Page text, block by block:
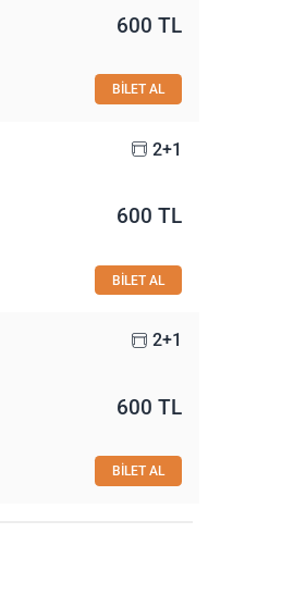
600 TL
BİLET AL
2+1
600 TL
BİLET AL
2+1
600 TL
BİLET AL